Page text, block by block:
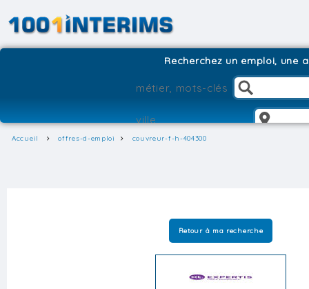
Recherchez un emploi, une
Accueil offres-d-emploi couvreur-f-h-404300
Retour à ma recherche